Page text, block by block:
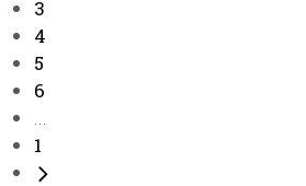
3
4
5
6
...
1